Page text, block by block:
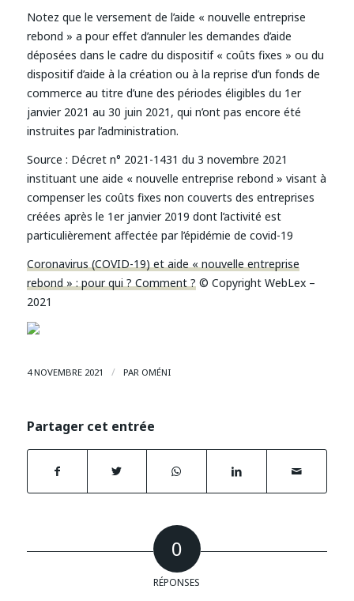
Notez que le versement de l’aide « nouvelle entreprise
rebond » a pour effet d’annuler les demandes d’aide
déposées dans le cadre du dispositif « coûts fixes » ou du
dispositif d’aide à la création ou à la reprise d’un fonds de
commerce au titre d’une des périodes éligibles du 1er
janvier 2021 au 30 juin 2021, qui n’ont pas encore été
instruites par l’administration.
Source : Décret n° 2021-1431 du 3 novembre 2021
instituant une aide « nouvelle entreprise rebond » visant à
compenser les coûts fixes non couverts des entreprises
créées après le 1er janvier 2019 dont l’activité est
particulièrement affectée par l’épidémie de covid-19
Coronavirus (COVID-19) et aide « nouvelle entreprise
rebond » : pour qui ? Comment ?© Copyright WebLex –
2021
4 NOVEMBRE 2021 / PAR OMÉNI
Partager cet entrée
0
RÉPONSES